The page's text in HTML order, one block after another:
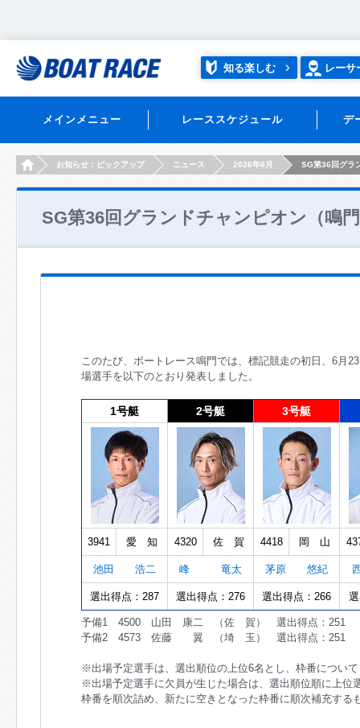
知る楽しむ レーサ
メインメニュー レーススケジュール デ
HOMEお知らせ：ピックアップ ニュース 2026年6月 SG第36回グラ
SG第36回グランドチャンピオン（鳴
このたび、ボートレース鳴門では、標記競走の初日、6月
場選手を以下のとおり発表しました。
1号艇 2号艇 3号艇
3941 愛 知 4320 佐 賀 4418 岡 山
池田 浩二 峰 竜太 茅原 悠紀
選出得点：287 選出得点：276 選出得点：266
予備1 4500 山田 康二 （佐 賀） 選出得点：251
予備2 4573 佐藤 翼 （埼 玉） 選出得点：251
※出場予定選手は、選出順位の上位6名とし、枠番につい
※出場予定選手に欠員が生じた場合は、選出順位順に上位
枠番を順次詰め、新たに空きとなった枠番に順次補充する